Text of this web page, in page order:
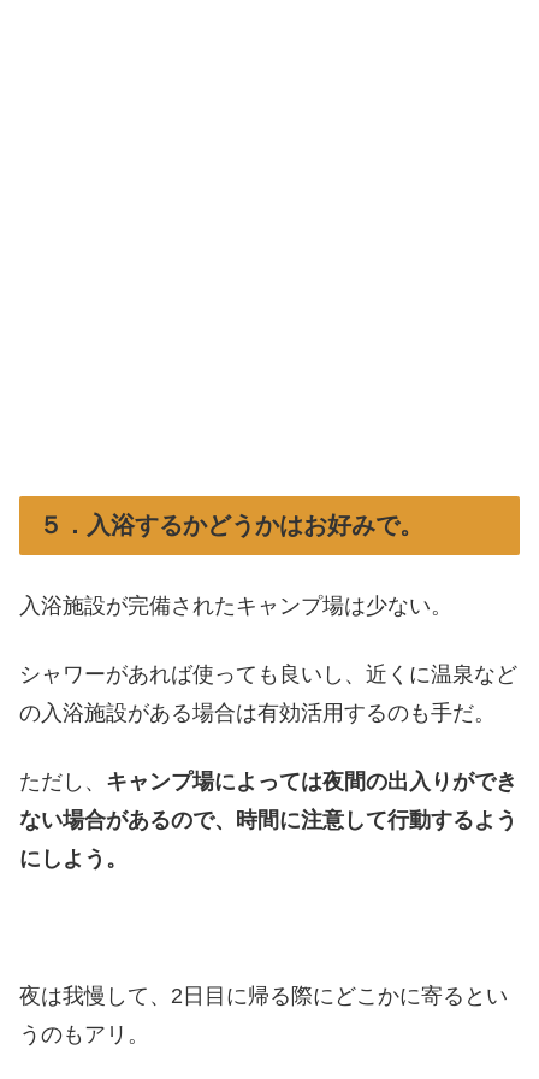
５．入浴するかどうかはお好みで。
入浴施設が完備されたキャンプ場は少ない。
シャワーがあれば使っても良いし、近くに温泉など
の入浴施設がある場合は有効活用するのも手だ。
ただし、 キャンプ場によっては夜間の出入りができ
ない場合があるので、時間に注意して行動するよう
にしよう。
夜は我慢して、2日目に帰る際にどこかに寄るとい
うのもアリ。